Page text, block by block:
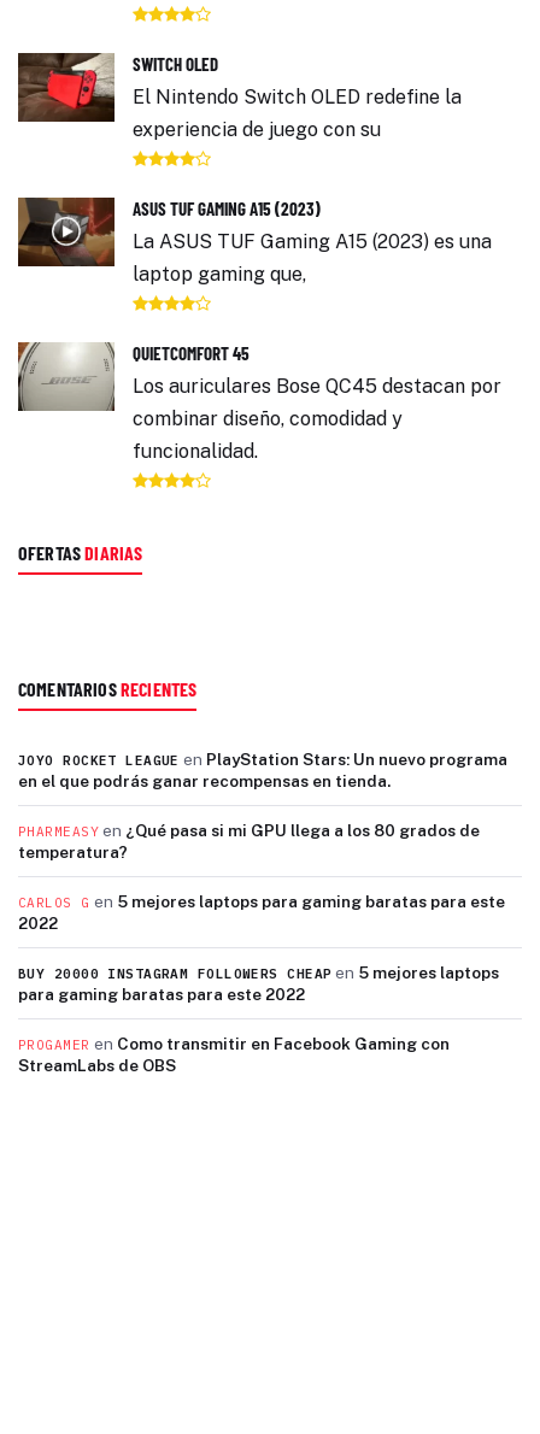
SWITCH OLED
El Nintendo Switch OLED redefine la
experiencia de juego con su
ASUS TUF GAMING A15 (2023)
La ASUS TUF Gaming A15 (2023) es una
laptop gaming que,
QUIETCOMFORT 45
Los auriculares Bose QC45 destacan por
combinar diseño, comodidad y
funcionalidad.
OFERTASDIARIAS
COMENTARIOSRECIENTES
JOYO ROCKET LEAGUE en PlayStation Stars: Un nuevo programa
en el que podrás ganar recompensas en tienda.
PHARMEASYen ¿Qué pasa si mi GPU llega a los 80 grados de
temperatura?
CARLOS G en 5 mejores laptops para gaming baratas para este
2022
BUY 20000 INSTAGRAM FOLLOWERS CHEAP en 5 mejores laptops
para gaming baratas para este 2022
PROGAMER en Como transmitir en Facebook Gaming con
StreamLabs de OBS